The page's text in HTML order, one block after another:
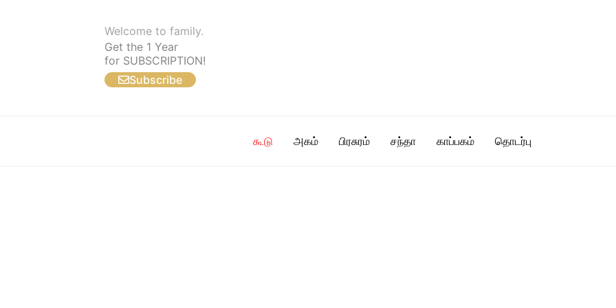
Welcome to family.
Get the 1 Year
for SUBSCRIPTION!
Subscribe
கூடு அகம் பிரசுரம் சந்தா காப்பகம் தொடர்பு